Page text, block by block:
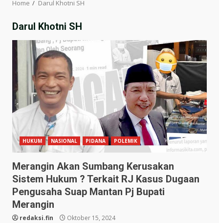
Home Darul Khotni SH
Darul Khotni SH
HUKUM NASIONAL PIDANA POLEMIK
Merangin Akan Sumbang Kerusakan
Sistem Hukum ? Terkait RJ Kasus Dugaan
Pengusaha Suap Mantan Pj Bupati
Merangin
redaksi.fin Oktober 15, 2024